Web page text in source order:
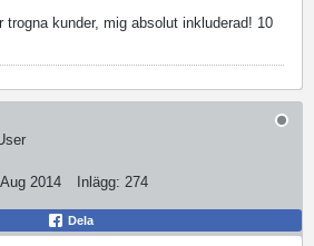
trogna kunder, mig absolut inkluderad! 10
Aug 2014 Inlägg: 274
Dela